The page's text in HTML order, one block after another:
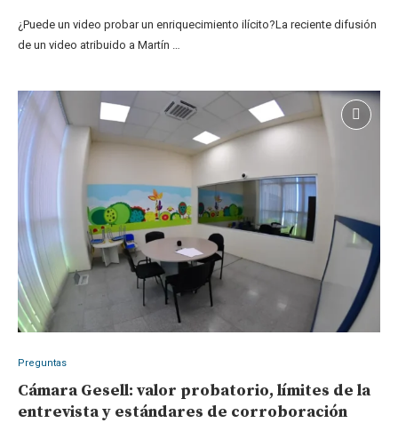
¿Puede un video probar un enriquecimiento ilícito?La reciente difusión
de un video atribuido a Martín …
Preguntas
Cámara Gesell: valor probatorio, límites de la
entrevista y estándares de corroboración